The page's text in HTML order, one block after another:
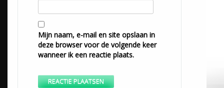
Mijn naam, e-mail en site opslaan in
deze browser voor de volgende keer
wanneer ik een reactie plaats.